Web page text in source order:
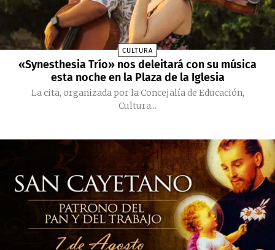
CULTURA
«Synesthesia Trío» nos deleitará con su música
esta noche en la Plaza de la Iglesia
La cita, organizada por la Concejalía de Educación,
Cultura...